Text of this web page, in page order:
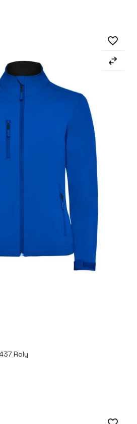
Roly
favorite_border